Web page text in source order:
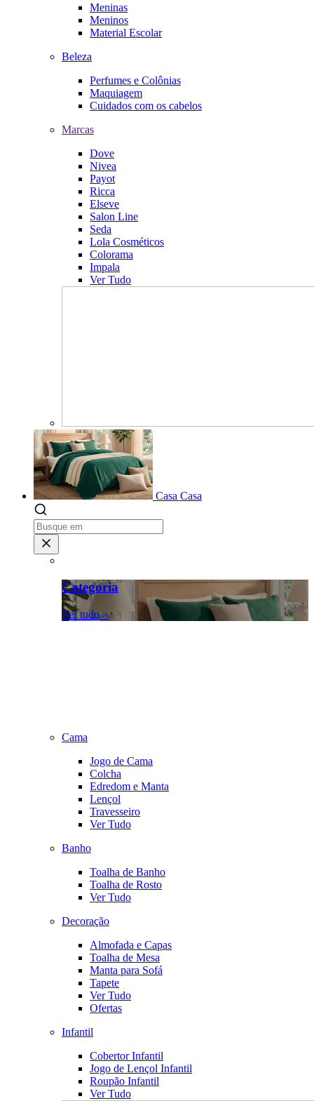
Meninas
Meninos
Material Escolar
Beleza
Perfumes e Colônias
Maquiagem
Cuidados com os cabelos
Marcas
Dove
Nivea
Payot
Ricca
Elseve
Salon Line
Seda
Lola Cosméticos
Colorama
Impala
Ver Tudo
Casa Casa
Categoria
Ver tudo >
Cama
Jogo de Cama
Colcha
Edredom e Manta
Lençol
Travesseiro
Ver Tudo
Banho
Toalha de Banho
Toalha de Rosto
Ver Tudo
Decoração
Almofada e Capas
Toalha de Mesa
Manta para Sofá
Tapete
Ver Tudo
Ofertas
Infantil
Cobertor Infantil
Jogo de Lençol Infantil
Roupão Infantil
Ver Tudo